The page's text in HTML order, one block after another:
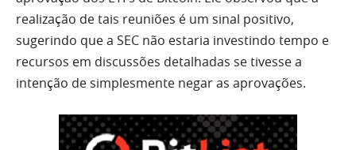
realização de tais reuniões é um sinal positivo,
sugerindo que a SEC não estaria investindo tempo e
recursos em discussões detalhadas se tivesse a
intenção de simplesmente negar as aprovações.